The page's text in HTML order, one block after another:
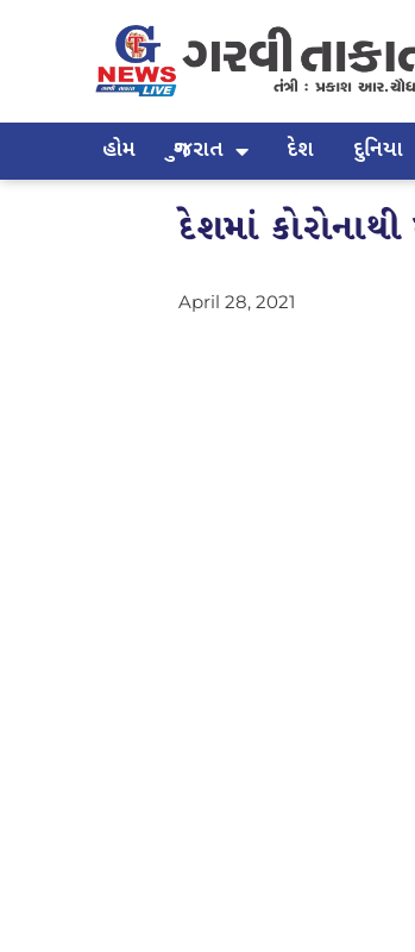
હોમ ગુજરાત દેશ દુનિયા
દેશમાં
April 28, 2021